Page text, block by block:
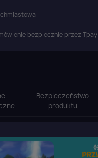
bezpiecznie przez Tpay
Bezpieczeństwo
produktu